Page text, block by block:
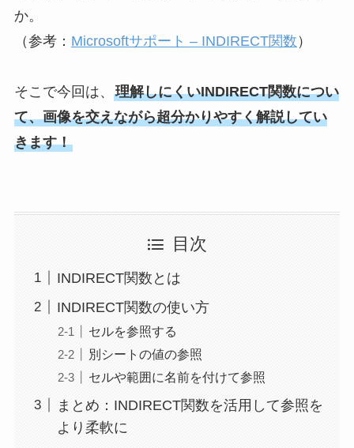
か。
（参考： Microsoftサポート – INDIRECT関数 ）
そこで今回は、 理解しにくいINDIRECT関数につい
て、画像を交えながら超分かりやすく解説してい
きます！
目次
INDIRECT関数とは
INDIRECT関数の使い方
セルを参照する
別シートの値の参照
セルや範囲に名前を付けて参照
まとめ：INDIRECT関数を活用して参照を
より柔軟に